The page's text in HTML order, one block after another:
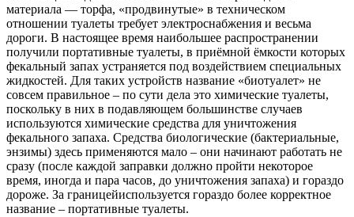
материала — торфа, «продвинутые» в техническом
отношении туалеты требует электроснабжения и весьма
дороги. В настоящее время наибольшее распространении
получили портативные туалеты, в приёмной ёмкости которых
фекальный запах устраняется под воздействием специальных
жидкостей. Для таких устройств название «биотуалет» не
совсем правильное – по сути дела это химические туалеты,
поскольку в них в подавляющем большинстве случаев
используются химические средства для уничтожения
фекального запаха. Средства биологические (бактериальные,
энзимы) здесь применяются мало – они начинают работать не
сразу (после каждой заправки должно пройти некоторое
время, иногда и пара часов, до уничтожения запаха) и гораздо
дороже. За границейиспользуется гораздо более корректное
название – портативные туалеты.